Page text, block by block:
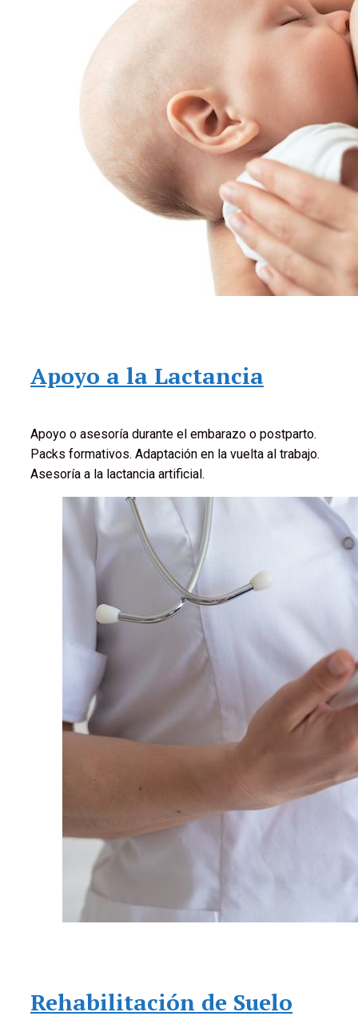
Apoyo a la Lactancia
Apoyo o asesoría durante el embarazo o postparto.
Packs formativos. Adaptación en la vuelta al trabajo.
Asesoría a la lactancia artificial.
Rehabilitación de Suelo